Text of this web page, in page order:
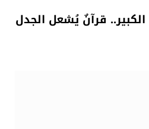
قرآنٌ يُشعل الجدل